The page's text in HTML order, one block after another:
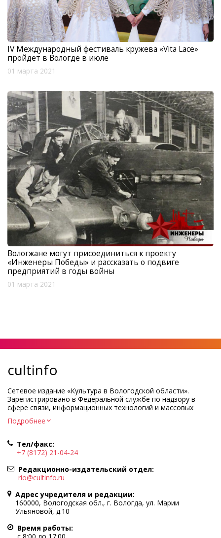
IV Международный фестиваль кружева «Vita Lace»
пройдет в Вологде в июле
01 марта 2021
Вологжане могут присоединиться к проекту
«Инженеры Победы» и рассказать о подвиге
предприятий в годы войны
01 марта 2021
cultinfo
Сетевое издание «Культура в Вологодской области».
Зарегистрировано в Федеральной службе по надзору в
сфере связи, информационных технологий и массовых
Регистрационный номер и дата принятия решения о
Учредитель КУ ВО «Информационно-аналитический центр
культуры»
Адрес учредителя и редакции: 160000, Вологодская обл., г.
Вологда, ул. Марии Ульяновой, д.10
Главный редактор — Легчанова Елена Григорьевна
Политика в отношении обработки персональных данных
При полном или частичном использовании информации
портала гиперссылка на cultinfo.ru обязательна.
Редакция не несет ответственности за достоверность
Подробнее
Тел/факс:
+7 (8172) 21-04-24
Редакционно-издательский отдел:
rio@cultinfo.ru
Адрес учредителя и редакции:
160000, Вологодская обл., г. Вологда, ул. Марии
Ульяновой, д.10
Время работы: